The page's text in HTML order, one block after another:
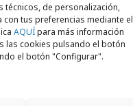
técnicos, de personalización,
tus preferencias mediante el
AQUÍpara más información
las cookies pulsando el botón
el botón "Configurar".
encarna a
la vida